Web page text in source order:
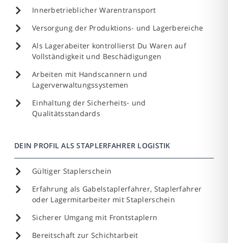
Innerbetrieblicher Warentransport
Versorgung der Produktions- und Lagerbereiche
Als Lagerabeiter kontrollierst Du Waren auf
Vollständigkeit und Beschädigungen
Arbeiten mit Handscannern und
Lagerverwaltungssystemen
Einhaltung der Sicherheits- und
Qualitätsstandards
DEIN PROFIL ALS STAPLERFAHRER LOGISTIK
Gültiger Staplerschein
Erfahrung als Gabelstaplerfahrer, Staplerfahrer
oder Lagermitarbeiter mit Staplerschein
Sicherer Umgang mit Frontstaplern
Bereitschaft zur Schichtarbeit